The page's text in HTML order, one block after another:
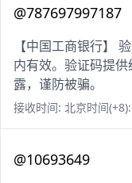
@787697997187
【中国工商银行】
内有效。验证码提
露，谨防被骗。
接收时间: 北京时间
@10693649